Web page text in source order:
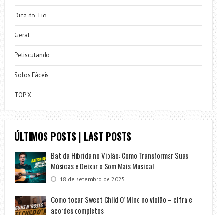
Dica do Tio
Geral
Petiscutando
Solos Fáceis
TOP X
ÚLTIMOS POSTS | LAST POSTS
Batida Híbrida no Violão: Como Transformar Suas
Músicas e Deixar o Som Mais Musical
18 de setembro de 2025
Como tocar Sweet Child O’ Mine no violão – cifra e
acordes completos